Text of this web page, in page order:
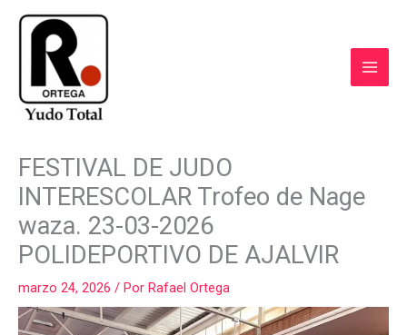
contenido
FESTIVAL DE JUDO
INTERESCOLAR Trofeo de Nage
waza. 23-03-2026
POLIDEPORTIVO DE AJALVIR
marzo 24, 2026 / Por Rafael Ortega
COMPARTIR
EN
FACEBOOK
COMPARTIR
WHATSAPP
COMPARTIR
EN
LINKEDIN
(TWITTER)